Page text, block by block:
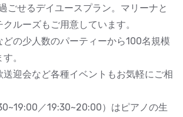
ごせるデイユースプラン。マリーナと
ルーズもご用意しています。
どの少人数のパーティーから100名規模
。
迎会など各種イベントもお気軽にご相
／19:30~20:00）はピアノの生